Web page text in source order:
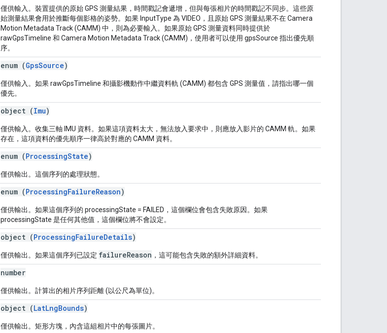
僅供輸入。裝置提供的原始 GPS 測量結果，時間戳記會遞增，但與每張相片的時間戳記不同步。這些原
始測量結果會用於推斷每個影格的姿勢。如果 InputType 為 VIDEO，且原始 GPS 測量結果不在 Camera
Motion Metadata Track (CAMM) 中，則為必要輸入。如果原始 GPS 測量資料同時提供於
rawGpsTimeline 和 Camera Motion Metadata Track (CAMM)，使用者可以使用 gpsSource 指出優先順
序。
enum (GpsSource)
僅供輸入。如果 rawGpsTimeline 和攝影機動作中繼資料軌 (CAMM) 都包含 GPS 測量值，請指出哪一個
優先。
object (Imu)
僅供輸入。收集三軸 IMU 資料。如果這項資料太大，無法放入要求中，則應放入影片的 CAMM 軌。如果
存在，這項資料的優先順序一律高於對應的 CAMM 資料。
enum (ProcessingState)
僅供輸出。這個序列的處理狀態。
enum (ProcessingFailureReason)
僅供輸出。如果這個序列的 processingState = FAILED，這個欄位會包含失敗原因。如果
processingState 是任何其他值，這個欄位將不會設定。
object (ProcessingFailureDetails)
僅供輸出。如果這個序列已設定 failureReason ，這可能包含失敗的額外詳細資料。
number
僅供輸出。計算出的相片序列距離 (以公尺為單位)。
object (LatLngBounds)
僅供輸出。矩形方塊，內含這組相片中的每張圖片。